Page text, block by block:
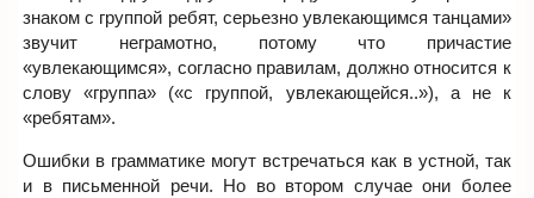
знаком с группой ребят, серьезно увлекающимся танцами»
звучит неграмотно, потому что причастие
«увлекающимся», согласно правилам, должно относится к
слову «группа» («с группой, увлекающейся..»), а не к
«ребятам».
Ошибки в грамматике могут встречаться как в устной, так
и в письменной речи. Но во втором случае они более